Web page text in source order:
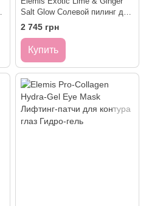
Salt Glow Солевой пилинг для
тела Лайм-Имбирь
2 745 грн
Купить